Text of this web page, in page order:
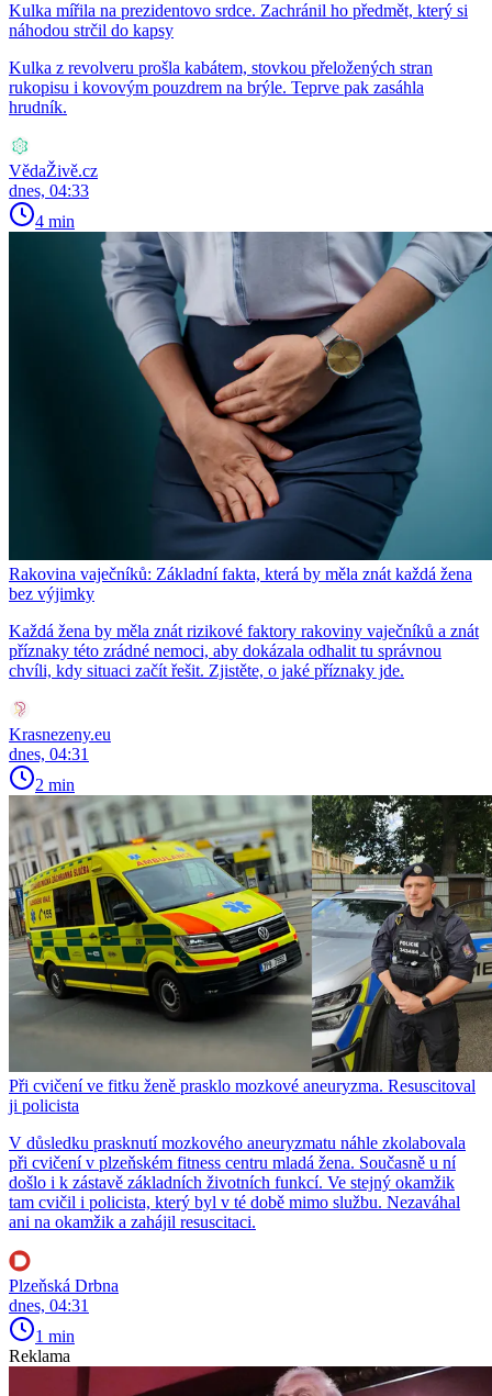
Kulka mířila na prezidentovo srdce. Zachránil ho předmět, který si
náhodou strčil do kapsy
Kulka z revolveru prošla kabátem, stovkou přeložených stran
rukopisu i kovovým pouzdrem na brýle. Teprve pak zasáhla
hrudník.
VědaŽivě.cz
dnes, 04:33
4 min
Rakovina vaječníků: Základní fakta, která by měla znát každá žena
bez výjimky
Každá žena by měla znát rizikové faktory rakoviny vaječníků a znát
příznaky této zrádné nemoci, aby dokázala odhalit tu správnou
chvíli, kdy situaci začít řešit. Zjistěte, o jaké příznaky jde.
Krasnezeny.eu
dnes, 04:31
2 min
Při cvičení ve fitku ženě prasklo mozkové aneuryzma. Resuscitoval
ji policista
V důsledku prasknutí mozkového aneuryzmatu náhle zkolabovala
při cvičení v plzeňském fitness centru mladá žena. Současně u ní
došlo i k zástavě základních životních funkcí. Ve stejný okamžik
tam cvičil i policista, který byl v té době mimo službu. Nezaváhal
ani na okamžik a zahájil resuscitaci.
Plzeňská Drbna
dnes, 04:31
1 min
Reklama